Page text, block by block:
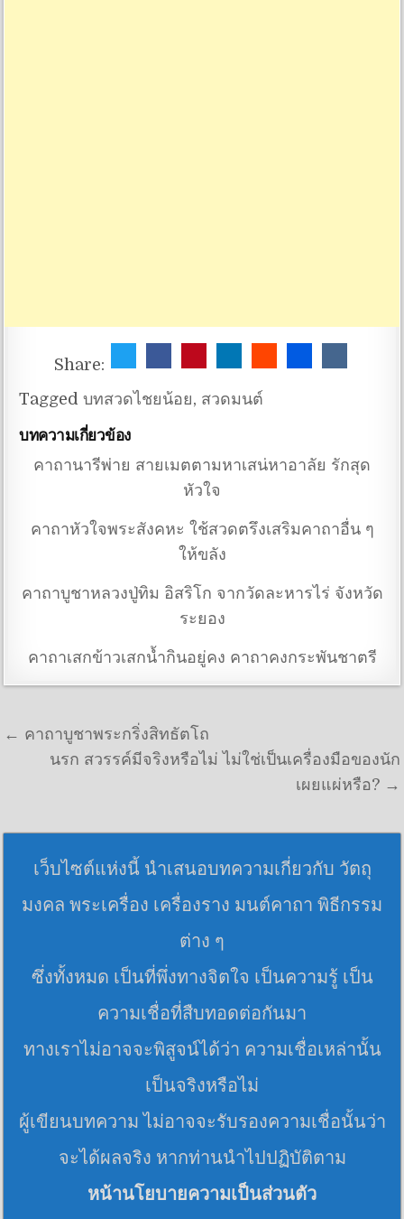
Share:
Taggedบทสวดไชยน้อย, สวดมนต์
บทความเกี่ยวข้อง
คาถานารีพ่าย สายเมตตามหาเสน่หาอาลัย รักสุด
หัวใจ
คาถาหัวใจพระสังคหะ ใช้สวดตรึงเสริมคาถาอื่น ๆ
ให้ขลัง
คาถาบูชาหลวงปู่ทิม อิสริโก จากวัดละหารไร่ จังหวัด
ระยอง
คาถาเสกข้าวเสกน้ำกินอยู่คง คาถาคงกระพันชาตรี
แนะแนวเรื่อง
← คาถาบูชาพระกริ่งสิทธัตโถ
นรก สวรรค์มีจริงหรือไม่ ไม่ใช่เป็นเครื่องมือของนัก
เผยแผ่หรือ? →
เว็บไซต์แห่งนี้ นำเสนอบทความเกี่ยวกับ วัตถุ
มงคล พระเครื่อง เครื่องราง มนต์คาถา พิธีกรรม
ต่าง ๆ
ซึ่งทั้งหมด เป็นที่พึ่งทางจิตใจ เป็นความรู้ เป็น
ความเชื่อที่สืบทอดต่อกันมา
ทางเราไม่อาจจะพิสูจน์ได้ว่า ความเชื่อเหล่านั้น
เป็นจริงหรือไม่
ผู้เขียนบทความ ไม่อาจจะรับรองความเชื่อนั้นว่า
จะได้ผลจริง หากท่านนำไปปฏิบัติตาม
หน้านโยบายความเป็นส่วนตัว